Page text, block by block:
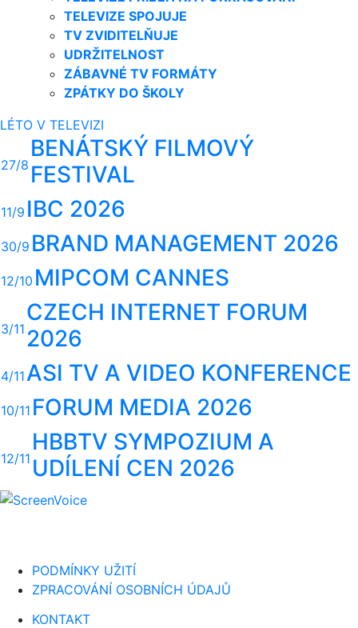
TELEVIZE SPOJUJE
TV ZVIDITELŇUJE
UDRŽITELNOST
ZÁBAVNÉ TV FORMÁTY
ZPÁTKY DO ŠKOLY
LÉTO V TELEVIZI
27/8
BENÁTSKÝ FILMOVÝ
FESTIVAL
11/9 IBC 2026
30/9 BRAND MANAGEMENT 2026
12/10 MIPCOM CANNES
3/11
CZECH INTERNET FORUM
2026
4/11ASI TV A VIDEO KONFERENCE
10/11 FORUM MEDIA 2026
12/11
HBBTV SYMPOZIUM A
UDÍLENÍ CEN 2026
PODMÍNKY UŽITÍ
ZPRACOVÁNÍ OSOBNÍCH ÚDAJŮ
KONTAKT